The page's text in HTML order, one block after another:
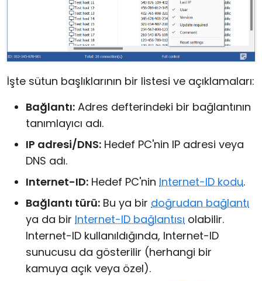
İşte sütun başlıklarının bir listesi ve açıklamaları:
Bağlantı: Adres defterindeki bir bağlantının
tanımlayıcı adı.
IP adresi/DNS: Hedef PC'nin IP adresi veya
DNS adı.
Internet-ID: Hedef PC'nin Internet-ID kodu.
Bağlantı türü: Bu ya bir doğrudan bağlantı
ya da bir Internet-ID bağlantısı olabilir.
Internet-ID kullanıldığında, Internet-ID
sunucusu da gösterilir (herhangi bir
kamuya açık veya özel).